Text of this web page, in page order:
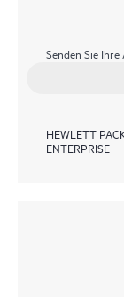
Senden Sie
HEWLETT
ENTERPRISE